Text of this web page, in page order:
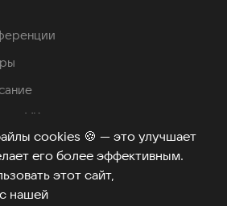
cookies 🍪 — это улучшает
его более эффективным.
этот сайт,
нашей
VK
проведения
вопросы